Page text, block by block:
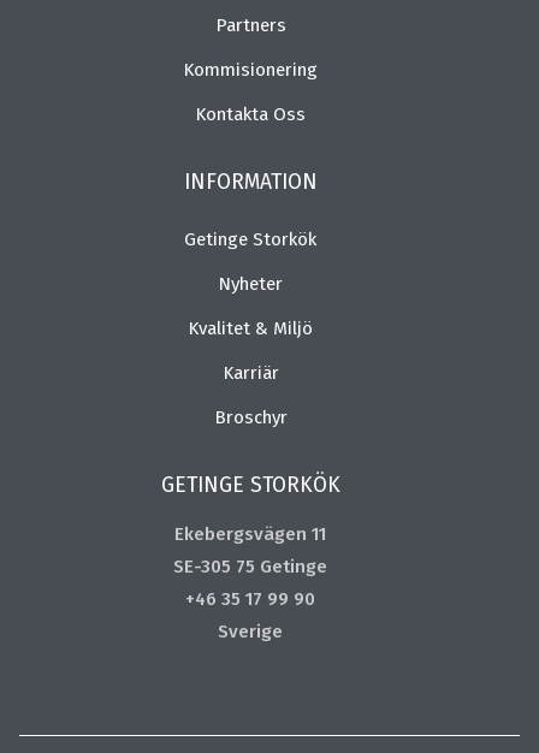
Partners
Kommisionering
Kontakta Oss
INFORMATION
Getinge Storkök
Nyheter
Kvalitet & Miljö
Karriär
Broschyr
GETINGE STORKÖK
Ekebergsvägen 11
SE-305 75 Getinge
+46 35 17 99 90
Sverige